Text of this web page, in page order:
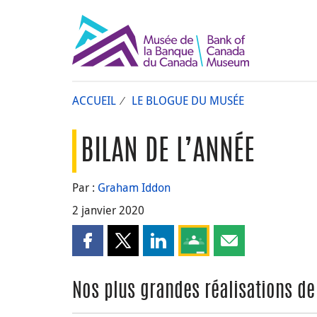
ACCUEIL LE BLOGUE DU MUSÉE
BILAN DE L’ANNÉE
Par : Graham Iddon
2 janvier 2020
Partager cette page sur Facebook
Partager cette page sur X
Partager cette page sur LinkedIn
Partagez cette page sur
Partager cette
Nos plus grandes réalisations de